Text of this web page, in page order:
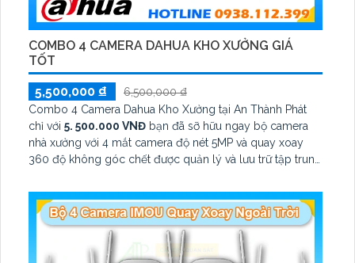
COMBO 4 CAMERA DAHUA KHO XƯỞNG GIÁ
TỐT
5,500,000 ₫
6,500,000 ₫
Combo 4 Camera Dahua Kho Xưởng tại An Thành Phát
chỉ với 5. 500.000 VNĐ bạn đã sỡ hữu ngay bộ camera
nhà xưởng với 4 mắt camera độ nét 5MP và quay xoay
360 độ không góc chết được quản lý và lưu trữ tập trung